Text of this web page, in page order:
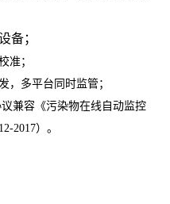
备；
准；
，多平台同时监管；
兼容《污染物在线自动监控
2017）。